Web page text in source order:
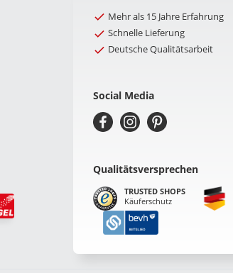
Mehr als 15 Jahre Erfahrung
Schnelle Lieferung
Deutsche Qualitätsarbeit
Social Media
Qualitätsversprechen
TRUSTED SHOPS
Käuferschutz